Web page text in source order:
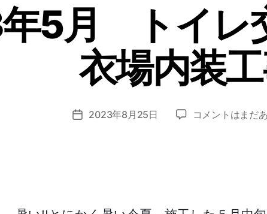
5月 トイレ
衣場内装
投
作
成
者
:
n
o
o
投 2023年8月25日
2023
コメントはまだ